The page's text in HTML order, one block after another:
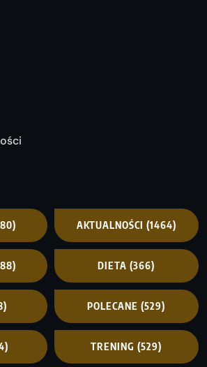
AKTUALNOŚCI (1464)
DIETA (366)
POLECANE (529)
TRENING (529)